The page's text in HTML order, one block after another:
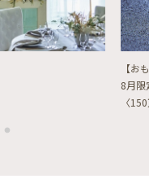
【お
8月限
〈